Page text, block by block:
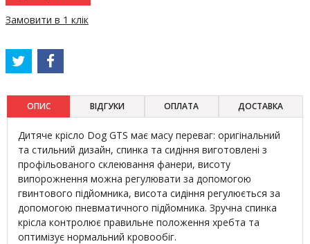
Замовити в 1 клік
ОПИС ВІДГУКИ ОПЛАТА ДОСТАВКА
Дитяче крісло Dog GTS має масу переваг: оригінальний
та стильний дизайн, спинка та сидіння виготовлені з
профільованого склеювання фанери, висоту
випорожнення можна регулювати за допомогою
гвинтового підйомника, висота сидіння регулюється за
допомогою пневматичного підйомника. Зручна спинка
крісла контролює правильне положення хребта та
оптимізує нормальний кровообіг.